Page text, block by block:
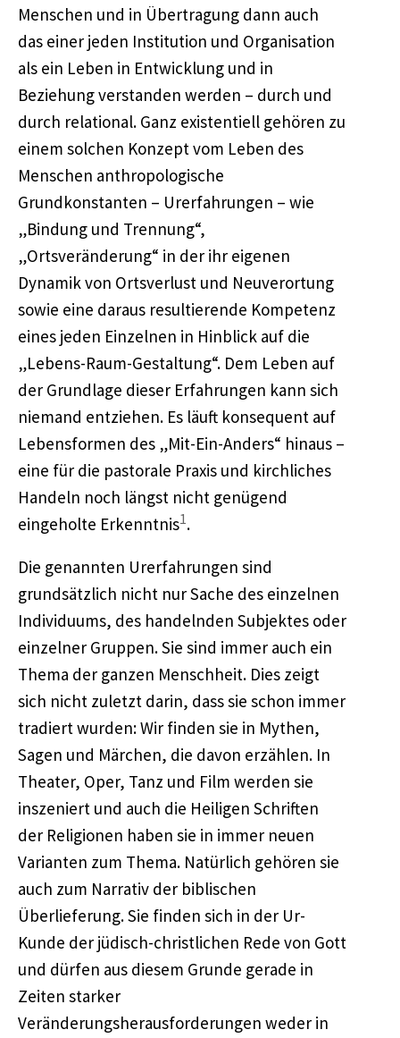
Menschen und in Übertragung dann auch
das einer jeden Institution und Organisation
als ein Leben in Entwicklung und in
Beziehung verstanden werden – durch und
durch relational. Ganz existentiell gehören zu
einem solchen Konzept vom Leben des
Menschen anthropologische
Grundkonstanten – Urerfahrungen – wie
„Bindung und Trennung“,
„Ortsveränderung“ in der ihr eigenen
Dynamik von Ortsverlust und Neuverortung
sowie eine daraus resultierende Kompetenz
eines jeden Einzelnen in Hinblick auf die
„Lebens-Raum-Gestaltung“. Dem Leben auf
der Grundlage dieser Erfahrungen kann sich
niemand entziehen. Es läuft konsequent auf
Lebensformen des „Mit-Ein-Anders“ hinaus –
eine für die pastorale Praxis und kirchliches
Handeln noch längst nicht genügend
eingeholte Erkenntnis1.
Die genannten Urerfahrungen sind
grundsätzlich nicht nur Sache des einzelnen
Individuums, des handelnden Subjektes oder
einzelner Gruppen. Sie sind immer auch ein
Thema der ganzen Menschheit. Dies zeigt
sich nicht zuletzt darin, dass sie schon immer
tradiert wurden: Wir finden sie in Mythen,
Sagen und Märchen, die davon erzählen. In
Theater, Oper, Tanz und Film werden sie
inszeniert und auch die Heiligen Schriften
der Religionen haben sie in immer neuen
Varianten zum Thema. Natürlich gehören sie
auch zum Narrativ der biblischen
Überlieferung. Sie finden sich in der Ur-
Kunde der jüdisch-christlichen Rede von Gott
und dürfen aus diesem Grunde gerade in
Zeiten starker
Veränderungsherausforderungen weder in